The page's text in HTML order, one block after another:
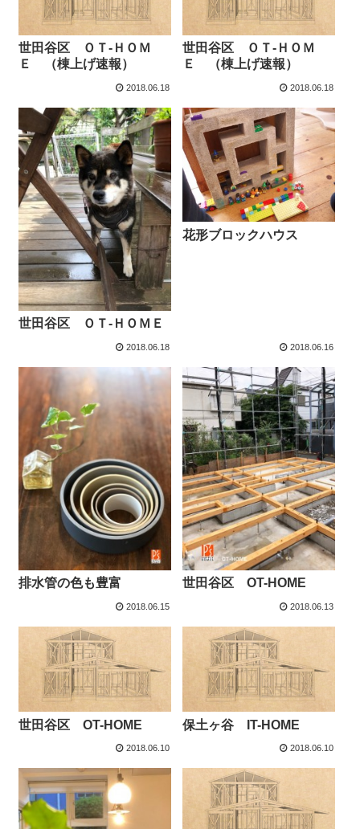
世田谷区 ＯＴ-ＨＯＭ
Ｅ （棟上げ速報）
2018.06.18
世田谷区 ＯＴ-ＨＯＭ
Ｅ （棟上げ速報）
2018.06.18
世田谷区 ＯＴ-ＨＯＭＥ
2018.06.18
花形ブロックハウス
2018.06.16
排水管の色も豊富
2018.06.15
世田谷区 OT-HOME
2018.06.13
世田谷区 OT-HOME
2018.06.10
保土ヶ谷 IT-HOME
2018.06.10